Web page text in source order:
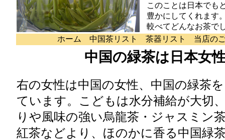
このことは日本でも
豊かにしてくれます
較べてどんなお茶で
ホーム
中国茶リスト 茶器リスト 当店の
中国の緑茶は日本女
右の女性は中国の女性、中国の緑茶
ています。こどもは水分補給が大切
りや風味の強い烏龍茶・ジャスミン
紅茶などより、ほのかに香る中国緑